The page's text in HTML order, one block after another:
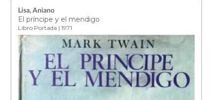
Lisa, Aniano
El príncipe y el mendigo
Libro Portada | 1971